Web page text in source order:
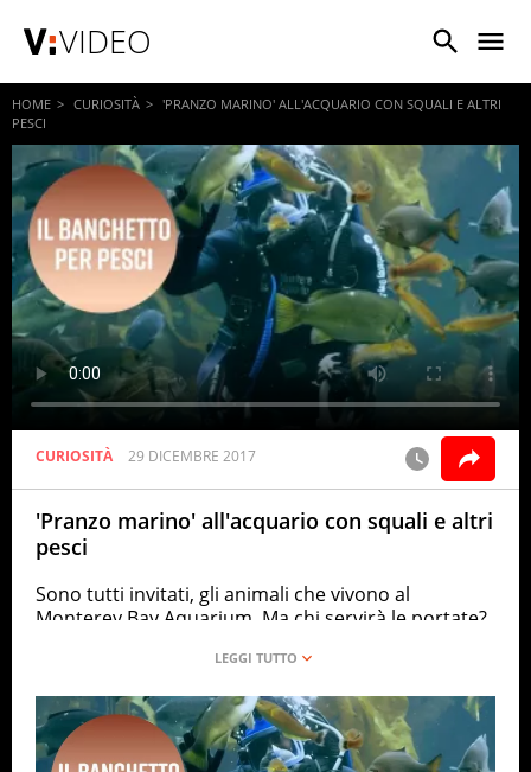
VIDEO
HOME CURIOSITÀ
'PRANZO MARINO' ALL'ACQUARIO CON SQUALI E ALTRI
PESCI
CURIOSITÀ 29 DICEMBRE 2017
'Pranzo marino' all'acquario con squali e altri
pesci
Sono tutti invitati, gli animali che vivono al
Monterey Bay Aquarium. Ma chi servirà le portate?